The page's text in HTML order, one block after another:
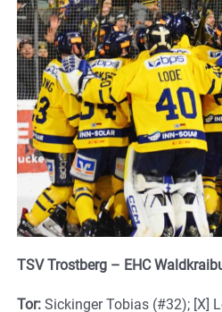
TSV Trostberg – EHC
Tor: Sickinger Tobias (#32); [X]